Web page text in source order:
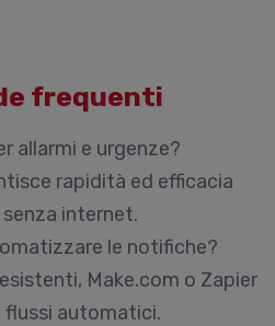
frequenti
allarmi e urgenze?
rapidità ed efficacia
senza internet.
le notifiche?
Make.com o Zapier
flussi automatici.